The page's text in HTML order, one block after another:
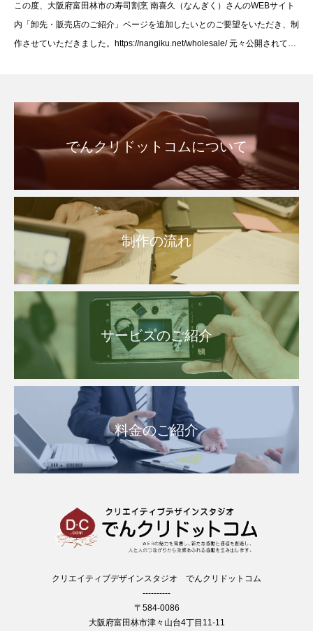
ました。
この度、大阪府富田林市の寿司割烹 南喜久（なんぎく）さんのWEBサイト
内「卸先・販売店のご紹介」ページを追加したいとのご要望をいただき、制
作させていただきました。https://nangiku.net/wholesale/ 元々公開されてい
でんクリドットコムについて
制作の流れ
サービスのご紹介
料金のご紹介
クリエイティブデザインスタジオ でんクリドットコム
----------
〒584-0086
大阪府富田林市津々山台4丁目11-11